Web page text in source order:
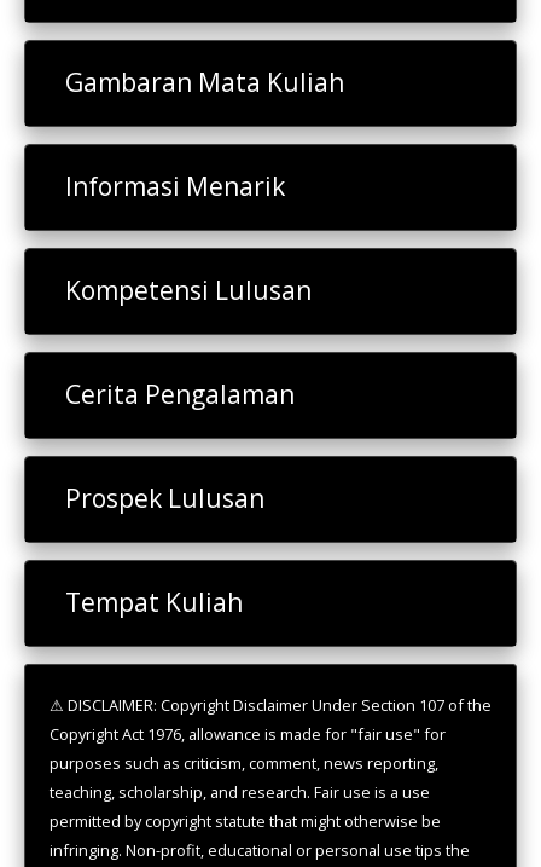
Gambaran Mata Kuliah
Informasi Menarik
Kompetensi Lulusan
Cerita Pengalaman
Prospek Lulusan
Tempat Kuliah
⚠ DISCLAIMER: Copyright Disclaimer Under Section 107 of the
Copyright Act 1976, allowance is made for "fair use" for
purposes such as criticism, comment, news reporting,
teaching, scholarship, and research. Fair use is a use
permitted by copyright statute that might otherwise be
infringing. Non-profit, educational or personal use tips the